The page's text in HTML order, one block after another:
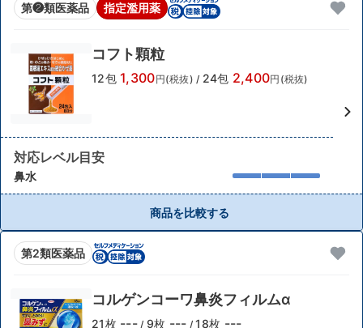
第❷類医薬品 指定濫用薬
コフト顆粒
12包 1,300円(税抜) / 24包 2,400円(税抜)
対応レベル目安
鼻水
商品を比較する
第2類医薬品
コルゲンコーワ鼻炎フィルムα
21枚 --- / 9枚 --- / 18枚 ---